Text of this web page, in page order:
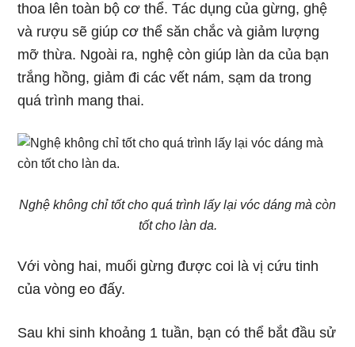
thoa lên toàn bộ cơ thể. Tác dụng của gừng, ghệ
và rượu sẽ giúp cơ thể săn chắc và giảm lượng
mỡ thừa. Ngoài ra, nghệ còn giúp làn da của bạn
trắng hồng, giảm đi các vết nám, sạm da trong
quá trình mang thai.
Nghệ không chỉ tốt cho quá trình lấy lại vóc dáng mà còn
tốt cho làn da.
Với vòng hai, muối gừng được coi là vị cứu tinh
của vòng eo đấy.
Sau khi sinh khoảng 1 tuần, bạn có thể bắt đầu sử